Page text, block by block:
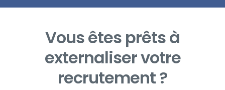
Vous êtes prêts à
externaliser votre
recrutement ?